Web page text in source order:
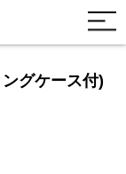
グケース付)